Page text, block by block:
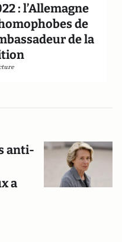
: l’Allemagne
de
de la
anti-
a